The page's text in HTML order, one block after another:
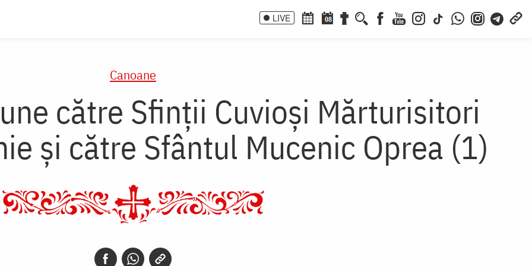
LIVE 08
Canoane
către Sfinţii Cuvioşi Mărturisitori
şi către Sfântul Mucenic Oprea (1)